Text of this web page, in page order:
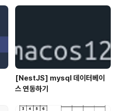
[NestJS] mysql 데이터베이
스 연동하기